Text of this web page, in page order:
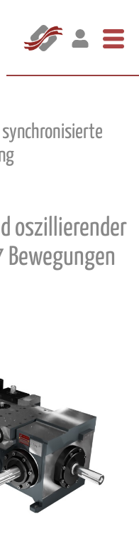
synchronisierte
oszillierender
Bewegungen